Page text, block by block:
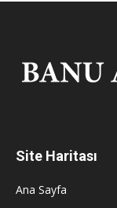
Site Haritası
Ana Sayfa